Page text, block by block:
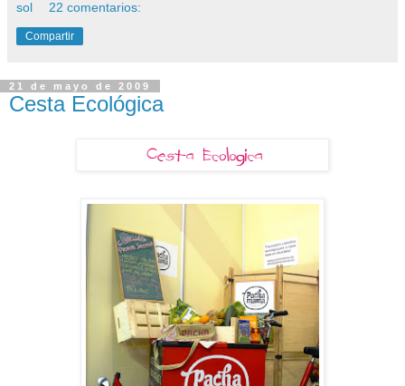
sol 22 comentarios:
Compartir
21 de mayo de 2009
Cesta Ecológica